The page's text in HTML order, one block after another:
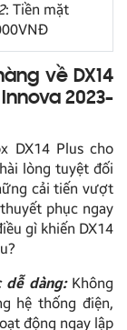
: Tiền mặt
về DX14
2023-
DX14 Plus cho
lòng tuyệt đối
cải tiến vượt
phục ngay
gì khiến DX14
dễ dàng:Không
hệ thống điện,
động ngay lập